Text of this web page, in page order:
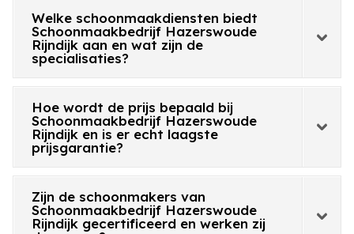
Welke schoonmaakdiensten biedt
Schoonmaakbedrijf Hazerswoude
Rijndijk aan en wat zijn de
specialisaties?
Hoe wordt de prijs bepaald bij
Schoonmaakbedrijf Hazerswoude
Rijndijk en is er echt laagste
prijsgarantie?
Zijn de schoonmakers van
Schoonmaakbedrijf Hazerswoude
Rijndijk gecertificeerd en werken zij